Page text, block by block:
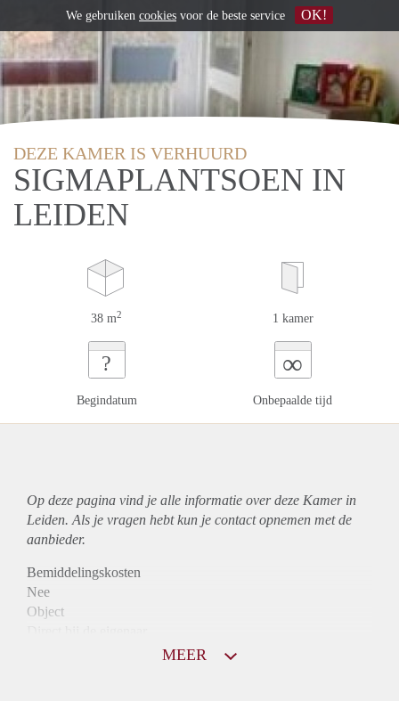
DEZE KAMER IS VERHUURD
SIGMAPLANTSOEN IN
LEIDEN
38 m2 1 kamer
?
Begindatum
∞
Onbepaalde tijd
Op deze pagina vind je alle informatie over deze Kamer in
Leiden. Als je vragen hebt kun je contact opnemen met de
aanbieder.
Bemiddelingskosten
Nee
Object
MEER
We gebruiken cookies voor de beste service OK!